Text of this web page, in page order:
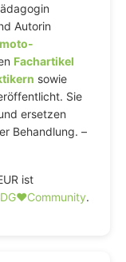
Autorin
Fachartikel
sowie
Sie
ersetzen
Behandlung. –
ist
.